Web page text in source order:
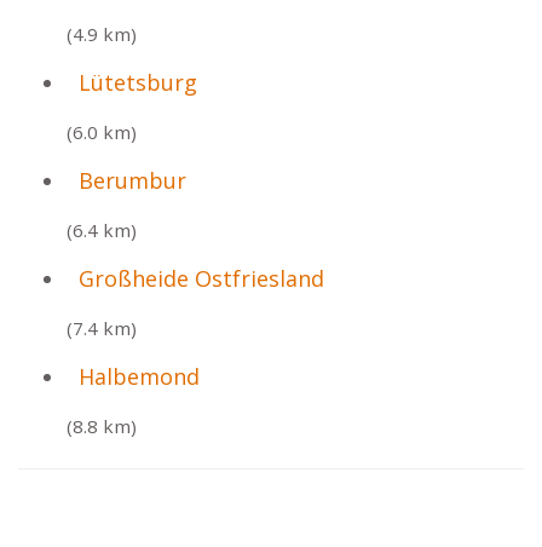
(4.9 km)
Lütetsburg
(6.0 km)
Berumbur
(6.4 km)
Großheide Ostfriesland
(7.4 km)
Halbemond
(8.8 km)